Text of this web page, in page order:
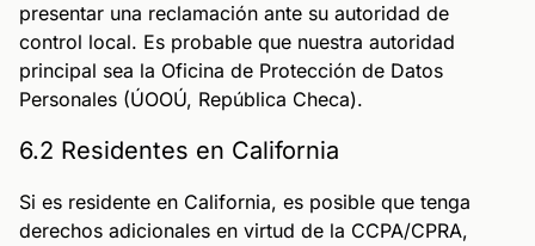
presentar una reclamación ante su autoridad de
control local. Es probable que nuestra autoridad
principal sea la Oficina de Protección de Datos
Personales (ÚOOÚ, República Checa).
6.2 Residentes en California
Si es residente en California, es posible que tenga
derechos adicionales en virtud de la CCPA/CPRA,